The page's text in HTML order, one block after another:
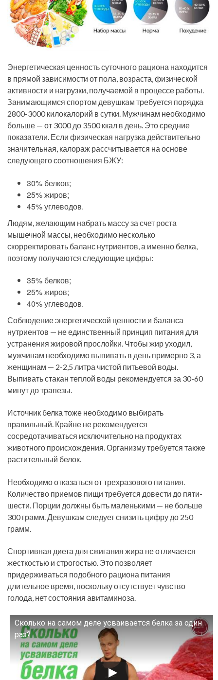
Энергетическая ценность суточного рациона находится
в прямой зависимости от пола, возраста, физической
активности и нагрузки, получаемой в процессе работы.
Занимающимся спортом девушкам требуется порядка
2800-3000 килокалорий в сутки. Мужчинам необходимо
больше — от 3000 до 3500 ккал в день. Это средние
показатели. Если физическая нагрузка действительно
значительная, калораж рассчитывается на основе
следующего соотношения БЖУ:
30% белков;
25% жиров;
45% углеводов.
Людям, желающим набрать массу за счет роста
мышечной массы, необходимо несколько
скорректировать баланс нутриентов, а именно белка,
поэтому получаются следующие цифры:
35% белков;
25% жиров;
40% углеводов.
Соблюдение энергетической ценности и баланса
нутриентов — не единственный принцип питания для
устранения жировой прослойки. Чтобы жир уходил,
мужчинам необходимо выпивать в день примерно 3, а
женщинам — 2-2,5 литра чистой питьевой воды.
Выпивать стакан теплой воды рекомендуется за 30-60
минут до трапезы.
Источник белка тоже необходимо выбирать
правильный. Крайне не рекомендуется
сосредотачиваться исключительно на продуктах
животного происхождения. Организму требуется также
растительный белок.
Необходимо отказаться от трехразового питания.
Количество приемов пищи требуется довести до пяти-
шести. Порции должны быть маленькими — не больше
300 грамм. Девушкам следует снизить цифру до 250
грамм.
Спортивная диета для сжигания жира не отличается
жесткостью и строгостью. Это позволяет
придерживаться подобного рациона питания
длительное время, поскольку отсутствует чувство
голода, нет состояния авитаминоза.
Сколько на самом деле усваивается белка за один
раз?
Смотрите это видео на YouTube